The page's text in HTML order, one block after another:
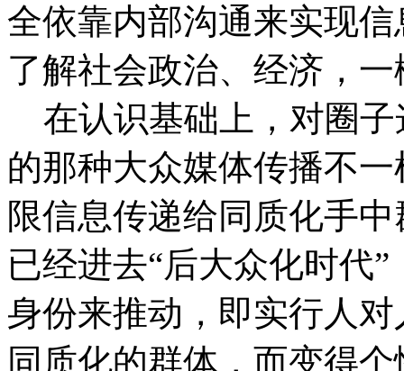
全依靠内部沟通来实现
了解社会政治、经济，
在认识基础上，对圈子
的那种大众媒体传播不
限信息传递给同质化手
已经进去“后大众化时代
身份来推动，即实行人
同质化的群体，而变得